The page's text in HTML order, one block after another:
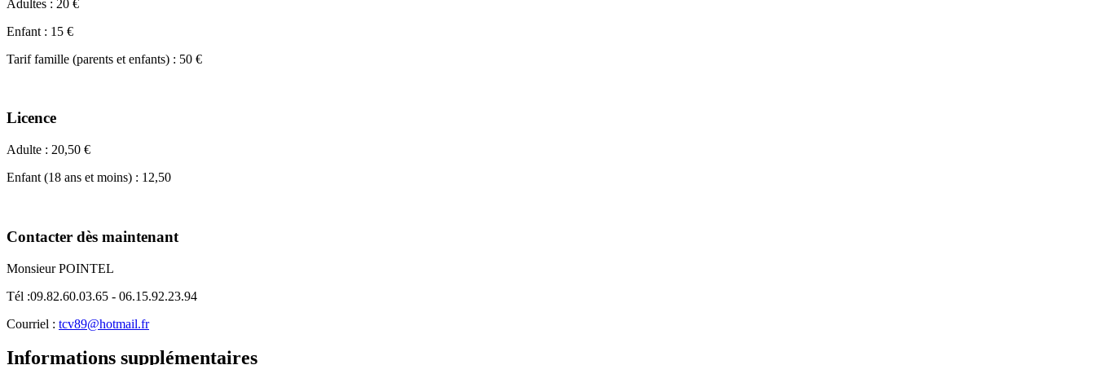
Adultes : 20 €
Enfant : 15 €
Tarif famille (parents et enfants) : 50 €
Licence
Adulte : 20,50 €
Enfant (18 ans et moins) : 12,50
Contacter dès maintenant
Monsieur POINTEL
Tél :09.82.60.03.65 - 06.15.92.23.94
Courriel : tcv89@hotmail.fr
Informations supplémentaires